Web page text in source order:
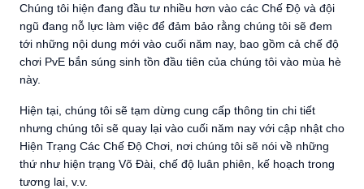
Chúng tôi hiện đang đầu tư nhiều hơn vào các Chế Độ và đội
ngũ đang nỗ lực làm việc để đảm bảo rằng chúng tôi sẽ đem
tới những nội dung mới vào cuối năm nay, bao gồm cả chế độ
chơi PvE bắn súng sinh tồn đầu tiên của chúng tôi vào mùa hè
này.
Hiện tại, chúng tôi sẽ tạm dừng cung cấp thông tin chi tiết
nhưng chúng tôi sẽ quay lại vào cuối năm nay với cập nhật cho
Hiện Trạng Các Chế Độ Chơi, nơi chúng tôi sẽ nói về những
thứ như hiện trạng Võ Đài, chế độ luân phiên, kế hoạch trong
tương lai, v.v.